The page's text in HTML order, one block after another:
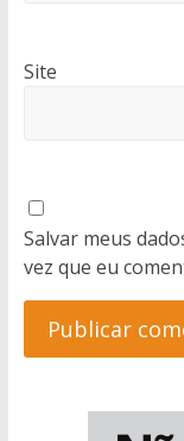
Site
Salvar meus
vez que eu